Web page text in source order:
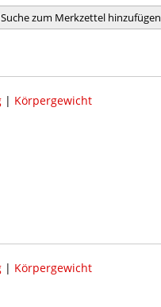
Suche zum Merkzettel hinzufügen
| Körpergewicht
| Körpergewicht